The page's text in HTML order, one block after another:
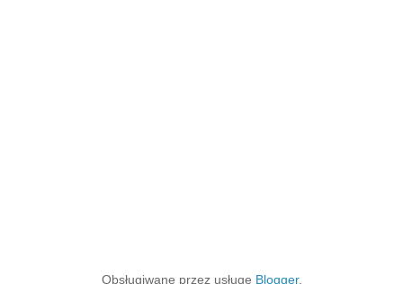
Obsługiwane przez usługę Blogger.